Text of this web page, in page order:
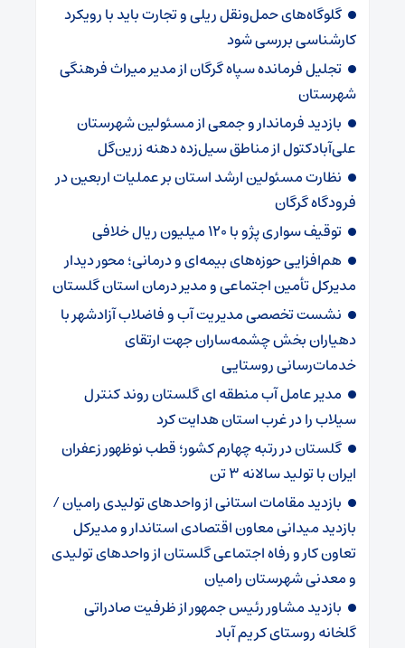
گلوگاه‌های حمل‌ونقل ریلی و تجارت باید با رویکرد
کارشناسی بررسی شود
تجلیل فرمانده سپاه گرگان از مدیر میراث فرهنگی
شهرستان
بازدید فرماندار و جمعی از مسئولین شهرستان
علی‌آبادکتول از مناطق سیل‌زده دهنه زرین‌گل
نظارت مسئولین ارشد استان بر عملیات اربعین در
فرودگاه گرگان
توقیف سواری پژو با ۱۲۰ میلیون ریال خلافی
هم‌افزایی حوزه‌های بیمه‌ای و درمانی؛ محور دیدار
مدیرکل تأمین اجتماعی و مدیر درمان استان گلستان
نشست تخصصی مدیریت آب و فاضلاب آزادشهر با
دهیاران بخش چشمه‌ساران جهت ارتقای
خدمات‌رسانی روستایی
مدیر عامل آب منطقه ای گلستان روند کنترل
سیلاب را در غرب استان هدایت کرد
گلستان در رتبه چهارم کشور؛ قطب نوظهور زعفران
ایران با تولید سالانه ۳ تن
بازدید مقامات استانی از واحدهای تولیدی رامیان /
بازدید میدانی معاون اقتصادی استاندار و مدیرکل
تعاون کار و رفاه اجتماعی گلستان از واحدهای تولیدی
و معدنی شهرستان رامیان
بازدید مشاور رئیس جمهور از ظرفیت صادراتی
گلخانه روستای کریم آباد